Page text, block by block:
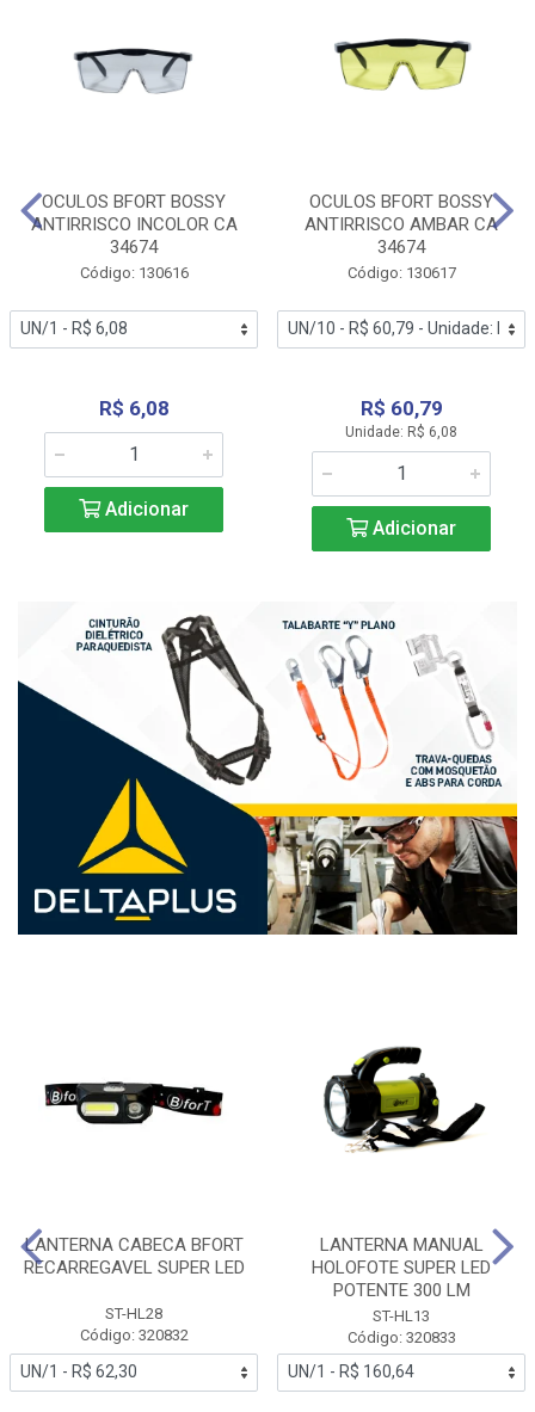
OCULOS BFORT BOSSY
ANTIRRISCO INCOLOR CA
34674
Código: 130616
R$ 6,08
Adicionar
OCULOS BFORT BOSSY
ANTIRRISCO AMBAR CA
34674
Código: 130617
R$ 60,79
Unidade: R$ 6,08
Adicionar
LANTERNA CABECA BFORT
RECARREGAVEL SUPER LED
ST-HL28
Código: 320832
LANTERNA MANUAL
HOLOFOTE SUPER LED
POTENTE 300 LM
ST-HL13
Código: 320833